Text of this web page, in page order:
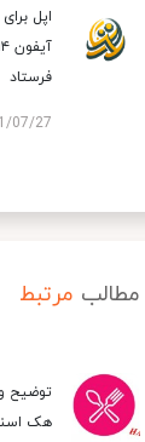
اپل
فرستاد
07/27
مطالب مرتبط
توضیح
هک